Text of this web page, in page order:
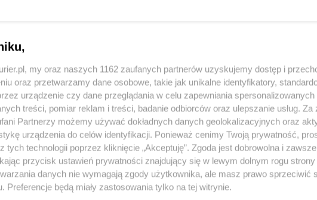
z powodu remontu wiaduktu w jego rejonie
samochody jeździły tam normalnie.
ma wykonać remont wiaduktu, i powiedział, że
tylko że później niż planowano.
od etapów remontu odbywać się będzie jezdnią
świetlna na tarczy skrzyżowania ul.
14℃
Zobacz
my oraz naszych 1162 zaufanych partnerów uzyskujemy dostęp i
oraz przetwarzamy dane osobowe, takie jak unikalne identyfikatory,
urządzenie czy dane przeglądania w celu zapewniania spersonalizowanych
treści, pomiar reklam i treści, badanie odbiorców oraz ulepszanie usług. Za
Partnerzy możemy używać dokładnych danych geolokalizacyjnych oraz
urządzenia do celów identyfikacji. Ponieważ cenimy Twoją prywatność,
tych technologii poprzez kliknięcie „Akceptuję”. Zgoda jest dobrowolna i
przycisk ustawień prywatności znajdujący się w lewym dolnym rogu strony
danych nie wymagają zgody użytkownika, ale masz prawo sprzeciwić
Preferencje będą miały zastosowania tylko na tej witrynie.